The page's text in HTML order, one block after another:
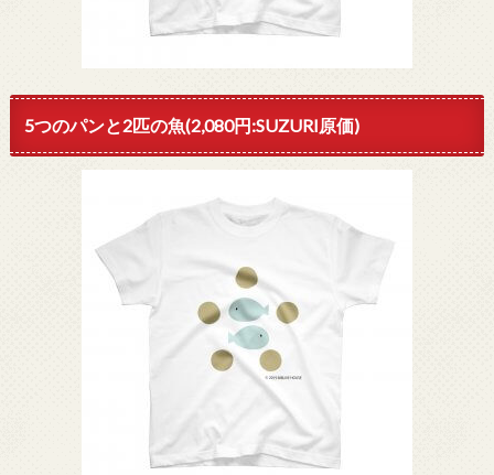
5つのパンと2匹の魚(2,080円:SUZURI原価)